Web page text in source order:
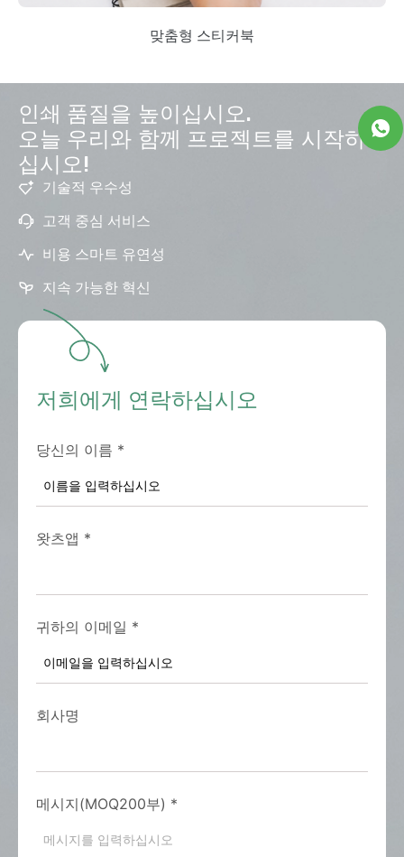
맞춤형 스티커북
인쇄 품질을 높이십시오.
오늘 우리와 함께 프로젝트를 시작하
십시오!
기술적 우수성
고객 중심 서비스
비용 스마트 유연성
지속 가능한 혁신
저희에게 연락하십시오
당신의 이름 *
왓츠앱 *
귀하의 이메일 *
회사명
메시지(MOQ200부) *